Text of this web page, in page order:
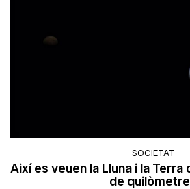
SOCIETAT
Així es veuen la Lluna i la
de